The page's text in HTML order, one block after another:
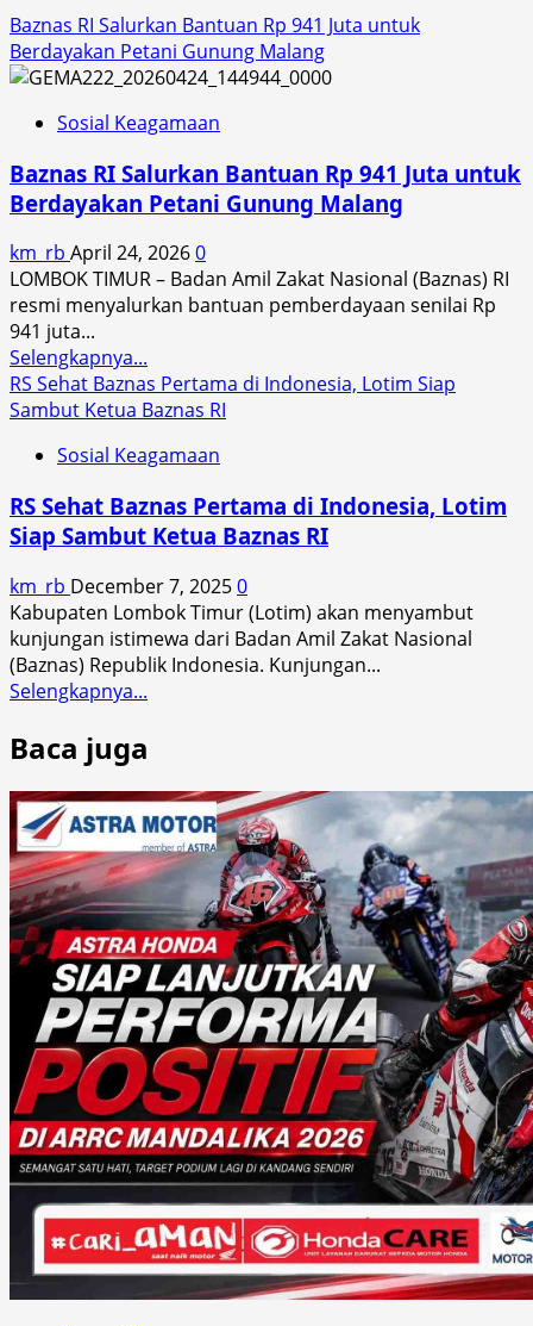
Baznas RI Salurkan Bantuan Rp 941 Juta untuk
Berdayakan Petani Gunung Malang
Sosial Keagamaan
Baznas RI Salurkan Bantuan Rp 941 Juta untuk
Berdayakan Petani Gunung Malang
km_rb April 24, 20260
LOMBOK TIMUR – Badan Amil Zakat Nasional (Baznas) RI
resmi menyalurkan bantuan pemberdayaan senilai Rp
941 juta...
Selengkapnya...
more
about
RI
Bantuan
Rp
Juta
untuk
Berdayakan
Petani
Gunung
RS Sehat Baznas Pertama di Indonesia, Lotim Siap
Sambut Ketua Baznas RI
Sosial Keagamaan
RS Sehat Baznas Pertama di Indonesia, Lotim
Siap Sambut Ketua Baznas RI
km_rb December 7, 20250
Kabupaten Lombok Timur (Lotim) akan menyambut
kunjungan istimewa dari Badan Amil Zakat Nasional
(Baznas) Republik Indonesia. Kunjungan...
Selengkapnya...
Sehat
Baznas
Pertama
di
Indonesia,
Lotim
Siap
Sambut
Ketua
Baznas
RI
Baca juga